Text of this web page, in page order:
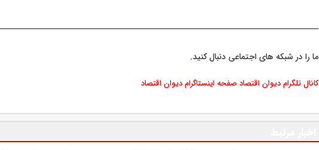
ما را در شبکه های اجتماعی دنبال کنید.
کانال تلگرام دیوان اقتصادصفحه اینستاگرام دیوان اقتصاد